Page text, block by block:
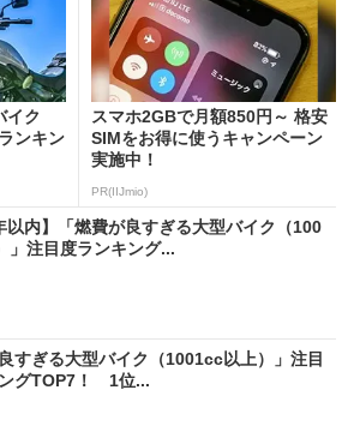
イク
ンキン
スマホ2GBで月額850円～ 格安
SIMをお得に使うキャンペーン
実施中！
PR(IIJmio)
以内】「燃費が良すぎる大型バイク（100
」注目度ランキング...
良すぎる大型バイク（1001cc以上）」注目
グTOP7！ 1位...